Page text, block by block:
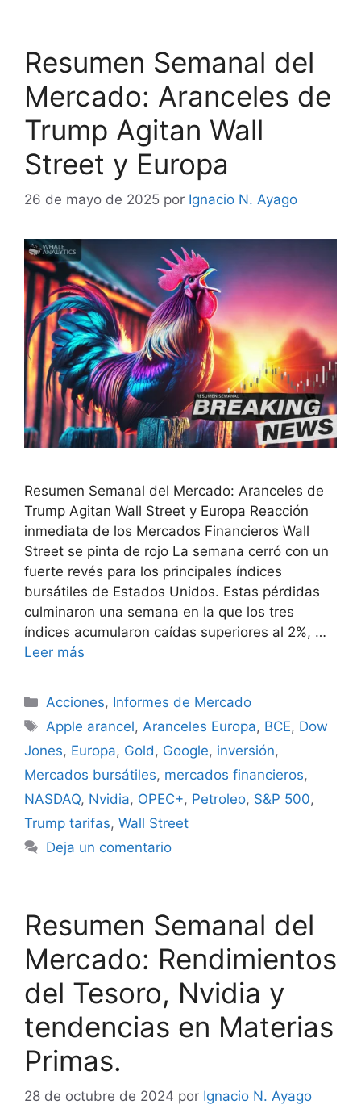
Resumen Semanal del
Mercado: Aranceles de
Trump Agitan Wall
Street y Europa
26 de mayo de 2025 por Ignacio N. Ayago
Resumen Semanal del Mercado: Aranceles de
Trump Agitan Wall Street y Europa Reacción
inmediata de los Mercados Financieros Wall
Street se pinta de rojo La semana cerró con un
fuerte revés para los principales índices
bursátiles de Estados Unidos. Estas pérdidas
culminaron una semana en la que los tres
índices acumularon caídas superiores al 2%, …
Leer más
Categorías
Acciones, Informes de Mercado
Etiquetas
Apple arancel, Aranceles Europa, BCE, Dow
Jones, Europa, Gold , Google, inversión,
Mercados bursátiles, mercados financieros,
NASDAQ, Nvidia, OPEC+, Petroleo, S&P 500,
Trump tarifas, Wall Street
Deja un comentario
Resumen Semanal del
Mercado: Rendimientos
del Tesoro, Nvidia y
tendencias en Materias
Primas.
28 de octubre de 2024 por Ignacio N. Ayago